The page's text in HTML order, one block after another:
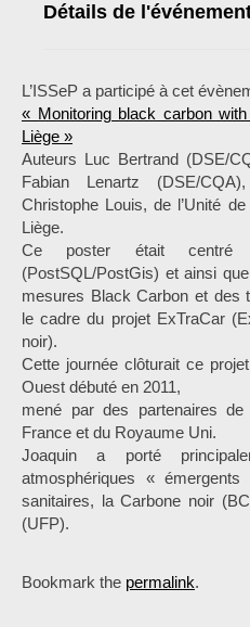
Détails de
L’ISSeP a participé à cet
« Monitoring black carbon
Liège »
Auteurs Luc Bertrand (DSE/
Fabian Lenartz (DSE/
Christophe Louis, de l’Unité
Liège.
Ce poster était centré
(PostSQL/PostGis) et ainsi
mesures Black Carbon et des
le cadre du projet ExTraCar
noir).
Cette journée clôturait ce
Ouest débuté en 2011,
mené par des partenaires
France et du Royaume Uni.
Joaquin a porté
atmosphériques «
sanitaires, la Carbone noir
(UFP).
Bookmark the permalink.